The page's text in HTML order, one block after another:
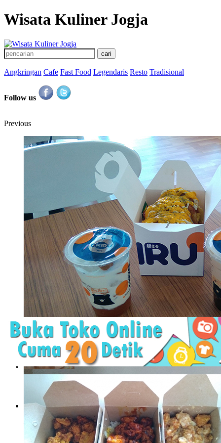
Wisata Kuliner Jogja
Angkringan Cafe Fast Food Legendaris Resto Tradisional
Follow us
Previous
Okiru, Jujugan Baru Pecinta Boba dan Toast
Bencana Corona yang dimulai awal Maret ini memang tidak
berbagai rencana. Sebagian ..
Okiru, Jujugan Baru Pecinta
Boba dan Toast
Bencana Corona yang dimulai awal ..
The Rock Burger, Burger
Baru yang Mengguncang